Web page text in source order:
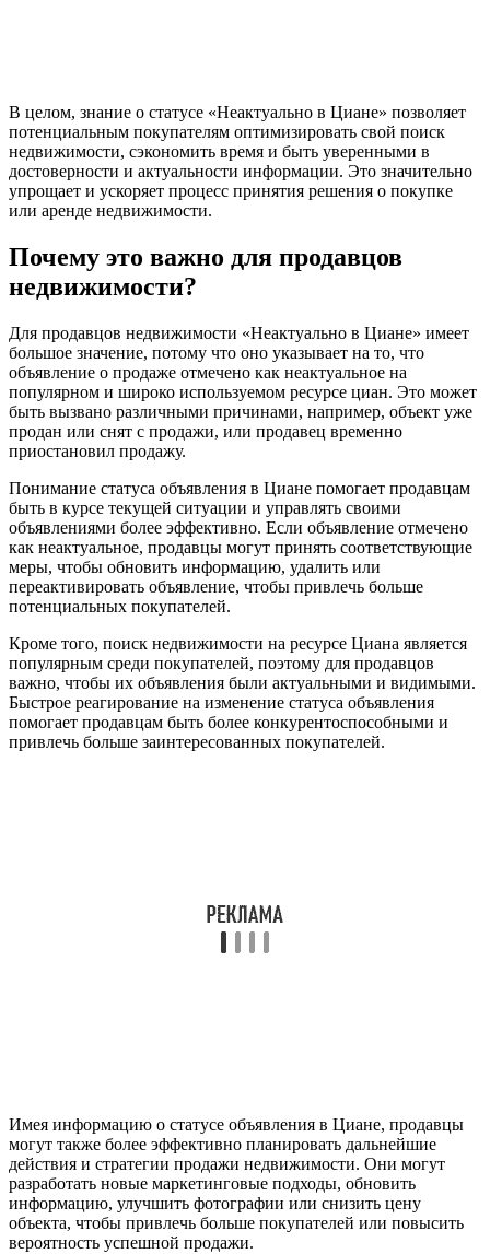
В целом, знание о статусе «Неактуально в Циане» позволяет
потенциальным покупателям оптимизировать свой поиск
недвижимости, сэкономить время и быть уверенными в
достоверности и актуальности информации. Это значительно
упрощает и ускоряет процесс принятия решения о покупке
или аренде недвижимости.
Почему это важно для продавцов
недвижимости?
Для продавцов недвижимости «Неактуально в Циане» имеет
большое значение, потому что оно указывает на то, что
объявление о продаже отмечено как неактуальное на
популярном и широко используемом ресурсе циан. Это может
быть вызвано различными причинами, например, объект уже
продан или снят с продажи, или продавец временно
приостановил продажу.
Понимание статуса объявления в Циане помогает продавцам
быть в курсе текущей ситуации и управлять своими
объявлениями более эффективно. Если объявление отмечено
как неактуальное, продавцы могут принять соответствующие
меры, чтобы обновить информацию, удалить или
переактивировать объявление, чтобы привлечь больше
потенциальных покупателей.
Кроме того, поиск недвижимости на ресурсе Циана является
популярным среди покупателей, поэтому для продавцов
важно, чтобы их объявления были актуальными и видимыми.
Быстрое реагирование на изменение статуса объявления
помогает продавцам быть более конкурентоспособными и
привлечь больше заинтересованных покупателей.
Имея информацию о статусе объявления в Циане, продавцы
могут также более эффективно планировать дальнейшие
действия и стратегии продажи недвижимости. Они могут
разработать новые маркетинговые подходы, обновить
информацию, улучшить фотографии или снизить цену
объекта, чтобы привлечь больше покупателей или повысить
вероятность успешной продажи.